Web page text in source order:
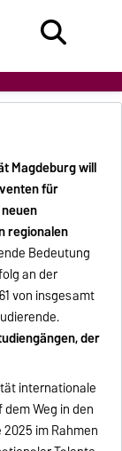
Magdeburg will
für
regionalen
Bedeutung
an der
von insgesamt
der
internationale
Weg in den
im Rahmen